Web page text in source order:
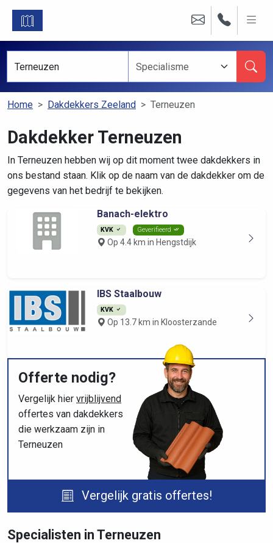
Home Dakdekkers Zeeland Terneuzen
Dakdekker Terneuzen
In Terneuzen hebben wij op dit moment twee dakdekkers in
ons bestand staan. Klik op de naam van de dakdekker om de
gegevens van het bedrijf te bekijken.
Banach-elektro
KVK Geverifieerd
Op 4.4 km in Hengstdijk
IBS Staalbouw
KVK
Op 13.7 km in Kloosterzande
Offerte nodig?
Vergelijk hier vrijblijvend
offertes van dakdekkers
die werkzaam zijn in
Terneuzen
Vergelijk gratis offertes!
Specialisten in Terneuzen